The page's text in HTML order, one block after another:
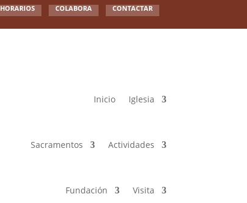
HORARIOS COLABORA CONTACTAR
Inicio Iglesia
Sacramentos Actividades
Fundación Visita